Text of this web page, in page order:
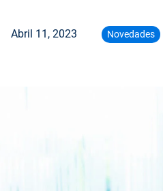
Abril 11, 2023 Novedades